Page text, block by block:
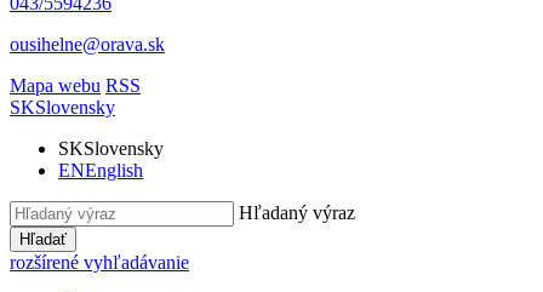
ousihelne@orava.sk
Mapa webu RSS
SKSlovensky
SKSlovensky
ENEnglish
Hľadaný výraz
Hľadať
rozšírené vyhľadávanie